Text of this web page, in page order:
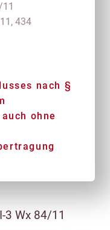
434
nach §
ohne
3 Wx 84/11